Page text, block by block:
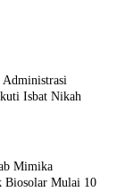
Administrasi
Isbat Nikah
Mimika
Biosolar Mulai 10